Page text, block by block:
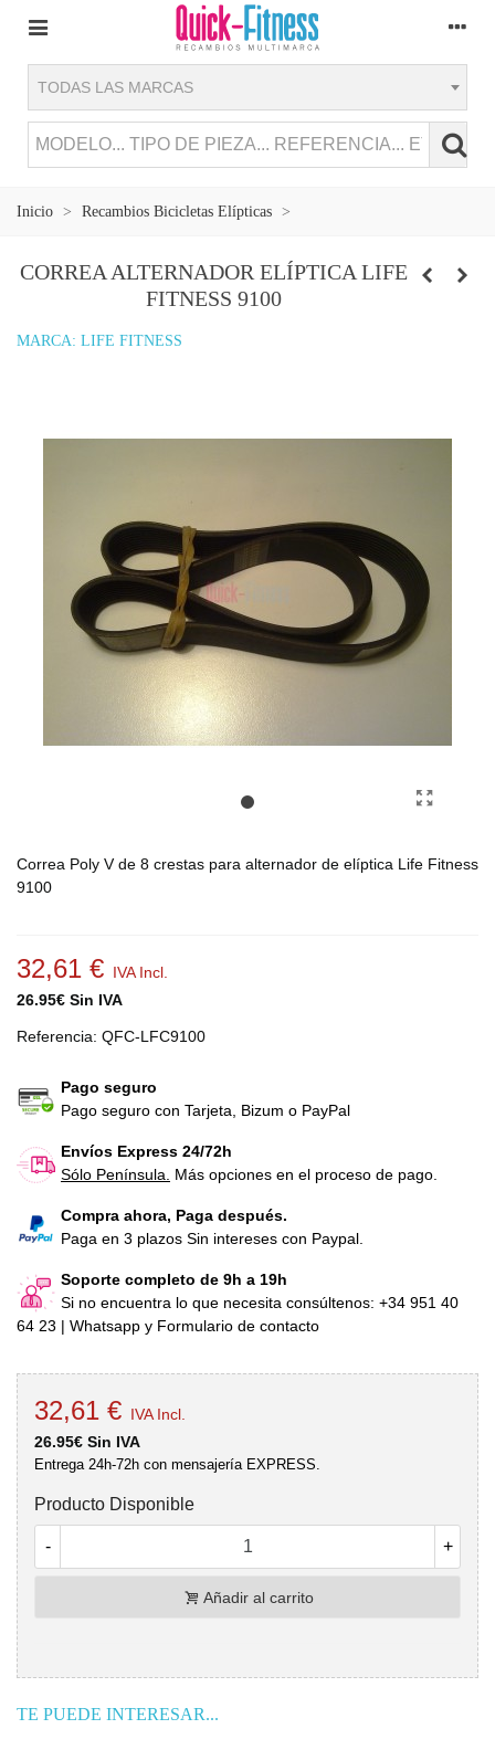
TODAS LAS MARCAS
Inicio > Recambios Bicicletas Elípticas >
CORREA ALTERNADOR ELÍPTICA LIFE
FITNESS 9100
MARCA: LIFE FITNESS
Correa Poly V de 8 crestas para alternador de elíptica Life Fitness
9100
32,61 € IVA Incl.
26.95€ Sin IVA
Referencia: QFC-LFC9100
Pago seguro
Pago seguro con Tarjeta, Bizum o PayPal
Envíos Express 24/72h
Sólo Península.
Más opciones en el proceso de pago.
Compra ahora, Paga después.
Paga en 3 plazos Sin intereses con Paypal.
Soporte completo de 9h a 19h
Si no encuentra lo que necesita consúltenos: +34 951 40
64 23 | Whatsapp y Formulario de contacto
32,61 € IVA Incl.
26.95€ Sin IVA
Entrega 24h-72h con mensajería EXPRESS.
Producto Disponible
- +
Añadir al carrito
TE PUEDE INTERESAR...